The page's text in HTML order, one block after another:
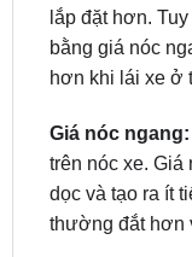
hơn khi lái xe ở
Giá nóc ngang:
dọc và tạo ra ít
thường đắt hơn
Hiện nay trên